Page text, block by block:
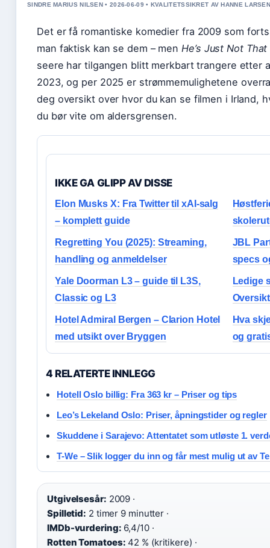
SINDRE MARIUS NILSEN • 2026-06-09 • KVALITETSSIKRET AV HANNE
Det er få romantiske komedier fra 2009 som
man faktisk kan se dem – menHe’s Just Not
seere har tilgangen blitt merkbart trangere etter
2023, og per 2025 er strømmemulighetene
deg oversikt over hvor du kan se filmen i Irland,
du bør vite om aldersgrensen.
IKKE GA GLIPP AV DISSE
Elon Musks X: Fra Twitter til xAI-salg
– komplett guide
Regretting You (2025): Streaming,
handling og anmeldelser
JBL
specs
Yale Doorman L3 – guide til L3S,
Classic og L3
Ledige
Hotel Admiral Bergen – Clarion Hotel
med utsikt over Bryggen
Hva
og
4 RELATERTE INNLEGG
Hotell Oslo billig: Fra 363 kr – Priser og tips
Leo’s Lekeland Oslo: Priser, åpningstider og regler
Skuddene i Sarajevo: Attentatet som utløste 1.
T-We – Slik logger du inn og får mest mulig ut av
Utgivelsesår: 2009 ·
Spilletid: 2 timer 9 minutter ·
IMDb-vurdering: 6,4/10 ·
Rotten Tomatoes: 42 % (kritikere) ·